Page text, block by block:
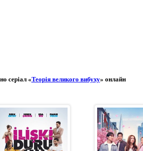
серіал «Теорія великого вибуху» онлайн